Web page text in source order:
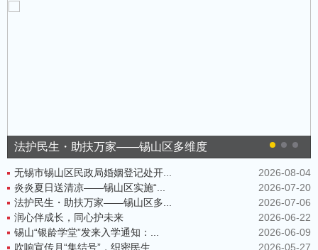
法护民生・助扶万家——锡山区多维度
2026-08-04
无锡市锡山区民政局婚姻登记处开...
2026-07-20
炎炎夏日送清凉——锡山区实施“...
2026-07-06
法护民生・助扶万家——锡山区多...
2026-06-22
润心伴成长，同心护未来
2026-06-09
锡山“银龄学堂”发来入学通知：...
2026-05-27
吹响宣传月“集结号”，织密民生...